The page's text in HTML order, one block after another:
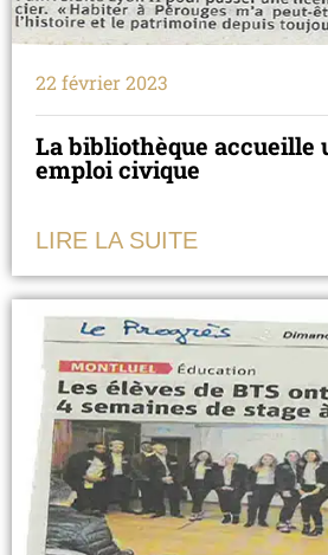
22 février 2023
La bibliothèque accueille
emploi civique
LIRE LA SUITE